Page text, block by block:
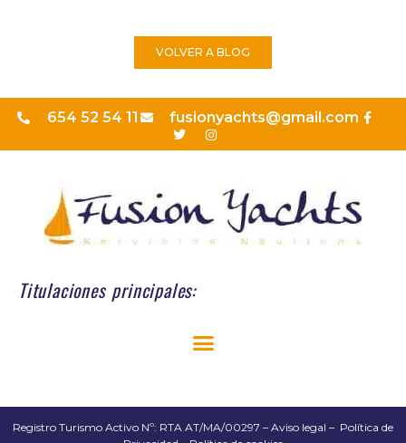
VOLVER A BLOG
654 52 54 11 fusionyachts@gmail.com
Titulaciones principales:
Registro Turismo Activo Nº: RTA AT/MA/00297 – Aviso legal – Política de